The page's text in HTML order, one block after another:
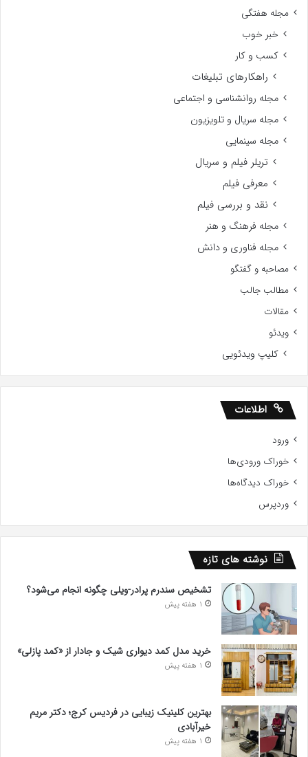
مجله هفتگی
خبر خوب
کسب و کار
راهکارهای تبلیغات
مجله روانشناسی و اجتماعی
مجله سریال و تلویزیون
مجله سینمایی
تریلر فیلم و سریال
معرفی فیلم
نقد و بررسی فیلم
مجله فرهنگ و هنر
مجله فناوری و دانش
مصاحبه و گفتگو
مطالب جالب
مقالات
ویدئو
کلیپ ویدئویی
اطلاعات
ورود
خوراک ورودی‌ها
خوراک دیدگاه‌ها
وردپرس
نوشته های تازه
تشخیص سندرم پرادر-ویلی چگونه انجام می‌شود؟
1 هفته پیش
خرید مدل کمد دیواری شیک و جادار از «کمد پازلی»
1 هفته پیش
بهترین کلینیک زیبایی در فردیس کرج؛ دکتر مریم
خیرآبادی
1 هفته پیش